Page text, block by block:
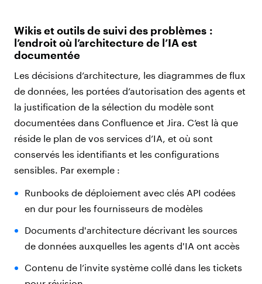
Wikis et outils de suivi des problèmes :
l’endroit où l’architecture de l’IA est
documentée
Les décisions d’architecture, les diagrammes de flux
de données, les portées d’autorisation des agents et
la justification de la sélection du modèle sont
documentées dans Confluence et Jira. C’est là que
réside le plan de vos services d’IA, et où sont
conservés les identifiants et les configurations
sensibles. Par exemple :
Runbooks de déploiement avec clés API codées
en dur pour les fournisseurs de modèles
Documents d'architecture décrivant les sources
de données auxquelles les agents d'IA ont accès
Contenu de l’invite système collé dans les tickets